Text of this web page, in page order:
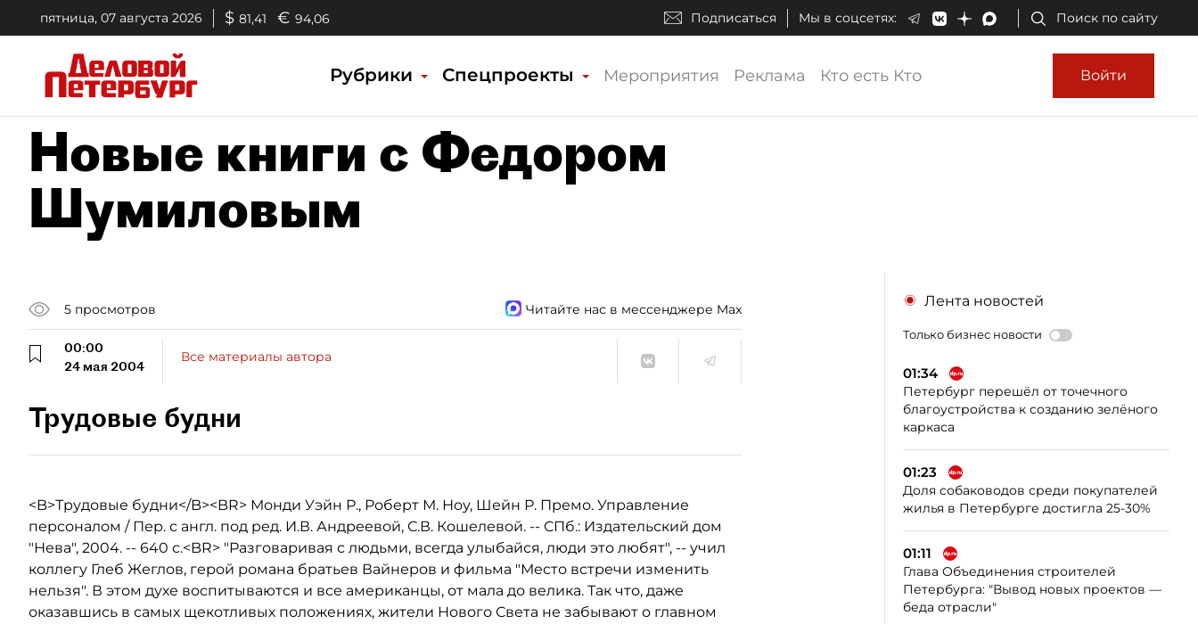
пятница, 07 августа 2026 $ 81,41 € 94,06 Подписаться Мы в соцсетях: Поиск по сайту
Рубрики Спецпроекты Мероприятия Реклама Кто есть Кто Войти
Новые книги с Федором
Шумиловым
5 просмотров Читайте нас в мессенджере Max
00:00
24 мая 2004
Все материалы автора
Трудовые будни
<B>Трудовые будни</B><BR> Монди Уэйн Р., Роберт М. Ноу, Шейн Р. Премо. Управление
персоналом / Пер. с англ. под ред. И.В. Андреевой, С.В. Кошелевой. -- СПб.: Издательский дом
"Нева", 2004. -- 640 с.<BR> "Разговаривая с людьми, всегда улыбайся, люди это любят", -- учил
коллегу Глеб Жеглов, герой романа братьев Вайнеров и фильма "Место встречи изменить
нельзя". В этом духе воспитываются и все американцы, от мала до велика. Так что, даже
оказавшись в самых щекотливых положениях, жители Нового Света не забывают о главном
Лента новостей
Только бизнес новости
01:34
Петербург перешёл от точечного
благоустройства к созданию зелёного
каркаса
01:23
Доля собаководов среди покупателей
жилья в Петербурге достигла 25-30%
01:11
Глава Объединения строителей
Петербурга: "Вывод новых проектов —
беда отрасли"